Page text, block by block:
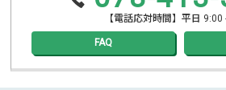
【電話応対時間】平日 9:00
FAQ